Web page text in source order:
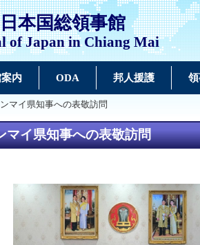
本国総領事館
of Japan in Chiang Mai
内 ODA 邦人援護
マイ県知事への表敬訪問
マイ県知事への表敬訪問